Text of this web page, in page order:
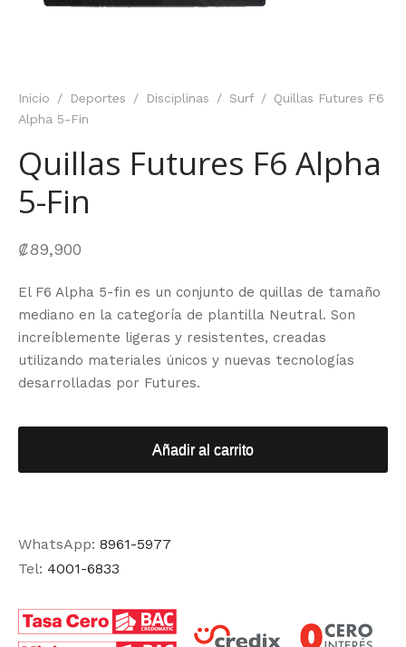
Inicio / Deportes / Disciplinas / Surf / Quillas Futures F6
Alpha 5-Fin
Quillas Futures F6 Alpha
5-Fin
₡89,900
El F6 Alpha 5-fin es un conjunto de quillas de tamaño
mediano en la categoría de plantilla Neutral. Son
increíblemente ligeras y resistentes, creadas
utilizando materiales únicos y nuevas tecnologías
desarrolladas por Futures.
Añadir al carrito
WhatsApp: 8961-5977
Tel: 4001-6833